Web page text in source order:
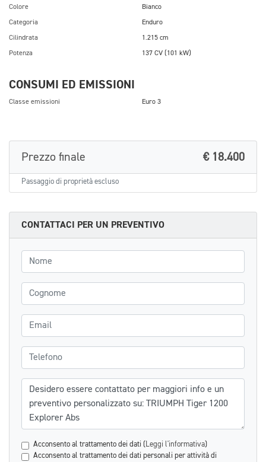
Colore Bianco
Categoria Enduro
Cilindrata 1.215 cm
Potenza 137 CV (101 kW)
CONSUMI ED EMISSIONI
Classe emissioni Euro 3
Prezzo finale € 18.400
Passaggio di proprietà escluso
CONTATTACI PER UN PREVENTIVO
Nome
Cognome
Email
Telefono
Messaggio
Acconsento al trattamento dei dati ( Leggi l'informativa)
Acconsento al trattamento dei dati personali per attività di